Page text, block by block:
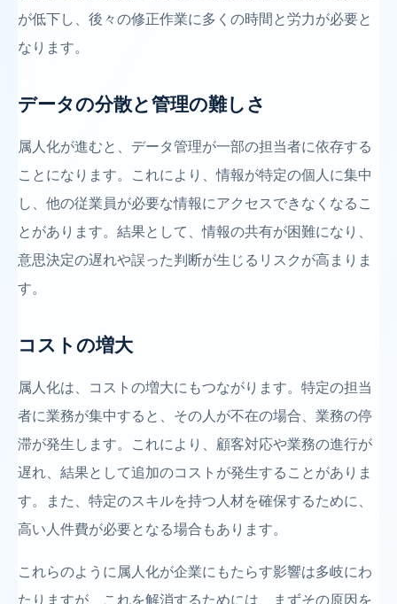
が低下し、後々の修正作業に多くの時間と労力が必要と
なります。
データの分散と管理の難しさ
属人化が進むと、データ管理が一部の担当者に依存する
ことになります。これにより、情報が特定の個人に集中
し、他の従業員が必要な情報にアクセスできなくなるこ
とがあります。結果として、情報の共有が困難になり、
意思決定の遅れや誤った判断が生じるリスクが高まりま
す。
コストの増大
属人化は、コストの増大にもつながります。特定の担当
者に業務が集中すると、その人が不在の場合、業務の停
滞が発生します。これにより、顧客対応や業務の進行が
遅れ、結果として追加のコストが発生することがありま
す。また、特定のスキルを持つ人材を確保するために、
高い人件費が必要となる場合もあります。
これらのように属人化が企業にもたらす影響は多岐にわ
たりますが、これを解消するためには、まずその原因を